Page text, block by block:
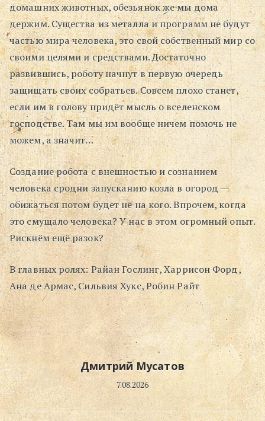
домашних животных, обезьянок же мы дома
держим. Существа из металла и программ не будут
частью мира человека, это свой собственный мир со
своими целями и средствами. Достаточно
развившись, роботу начнут в первую очередь
защищать своих собратьев. Совсем плохо станет,
если им в голову придёт мысль о вселенском
господстве. Там мы им вообще ничем помочь не
можем, а значит…
Создание робота с внешностью и сознанием
человека сродни запусканию козла в огород —
обижаться потом будет не на кого. Впрочем, когда
это смущало человека? У нас в этом огромный опыт.
Рискнём ещё разок?
В главных ролях: Райан Гослинг, Харрисон Форд,
Ана де Армас, Сильвия Хукс, Робин Райт
Дмитрий Мусатов
7.08.2026